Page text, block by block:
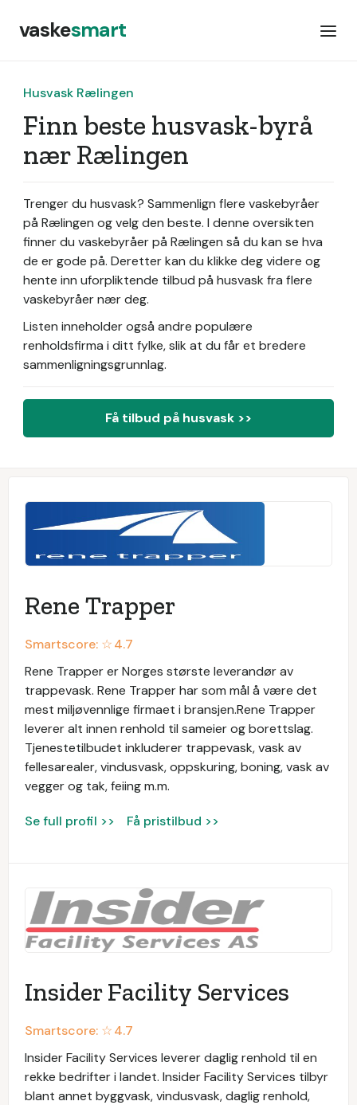
vaskesmart
Husvask Rælingen
Finn beste husvask-byrå
nær Rælingen
Trenger du husvask? Sammenlign flere vaskebyråer
på Rælingen og velg den beste. I denne oversikten
finner du vaskebyråer på Rælingen så du kan se hva
de er gode på. Deretter kan du klikke deg videre og
hente inn uforpliktende tilbud på husvask fra flere
vaskebyråer nær deg.
Listen inneholder også andre populære
renholdsfirma i ditt fylke, slik at du får et bredere
sammenligningsgrunnlag.
Få tilbud på husvask >>
Rene Trapper
Smartscore: ☆4.7
Rene Trapper er Norges største leverandør av
trappevask. Rene Trapper har som mål å være det
mest miljøvennlige firmaet i bransjen.Rene Trapper
leverer alt innen renhold til sameier og borettslag.
Tjenestetilbudet inkluderer trappevask, vask av
fellesarealer, vindusvask, oppskuring, boning, vask av
vegger og tak, feiing m.m.
Se full profil >> Få pristilbud >>
Insider Facility Services
Smartscore: ☆4.7
Insider Facility Services leverer daglig renhold til en
rekke bedrifter i landet. Insider Facility Services tilbyr
blant annet byggvask, vindusvask, daglig renhold,